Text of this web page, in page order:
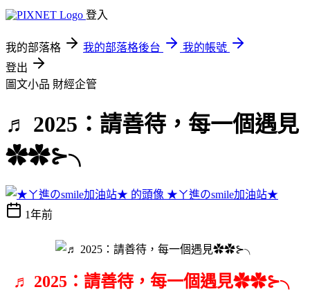
登入
我的部落格 我的部落格後台
我的帳號
登出
圖文小品 財經企管
♬ 2025：請善待，每一個遇見
✿✿⊱╮
★ㄚ進のsmile加油站★
1年前
♬ 2025：請善待，每一個遇見✿✿⊱╮